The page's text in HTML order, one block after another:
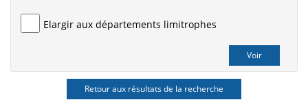
Elargir aux départements limitrophes
Retour aux résultats de la recherche